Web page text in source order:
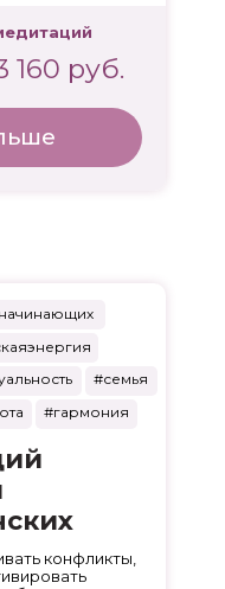
конфликты,
#семья
#гармония
160 руб.